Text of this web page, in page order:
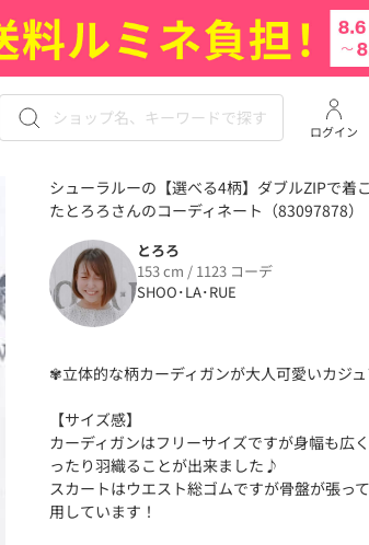
ログイン
シューラルーの【選べる4柄】ダブルZIPで着
たとろろさんのコーディネート（83097878）
とろろ
153 cm / 1123 コーデ
SHOO･LA･RUE
✾立体的な柄カーディガンが大人可愛いカジ
【サイズ感】
カーディガンはフリーサイズですが身幅も広
ったり羽織ることが出来ました♪
スカートはウエスト総ゴムですが骨盤が張っ
用しています！